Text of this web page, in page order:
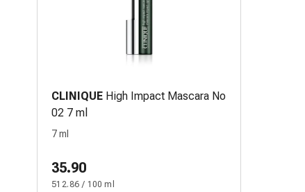
CLINIQUE High Impact Mascara No
02 7 ml
7 ml
35.90
512.86 / 100 ml